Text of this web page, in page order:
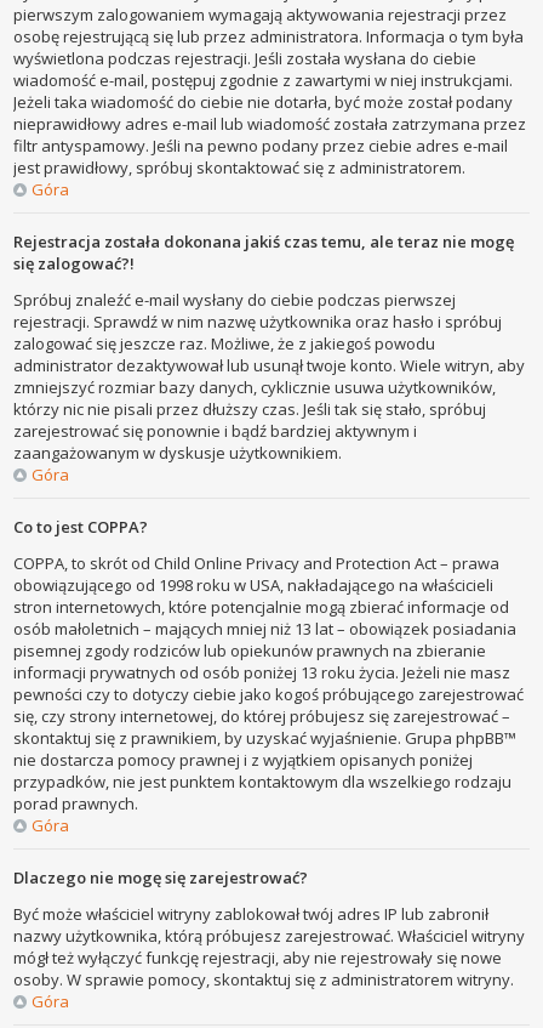
pierwszym zalogowaniem wymagają aktywowania rejestracji przez
osobę rejestrującą się lub przez administratora. Informacja o tym była
wyświetlona podczas rejestracji. Jeśli została wysłana do ciebie
wiadomość e-mail, postępuj zgodnie z zawartymi w niej instrukcjami.
Jeżeli taka wiadomość do ciebie nie dotarła, być może został podany
nieprawidłowy adres e-mail lub wiadomość została zatrzymana przez
filtr antyspamowy. Jeśli na pewno podany przez ciebie adres e-mail
jest prawidłowy, spróbuj skontaktować się z administratorem.
Góra
Rejestracja została dokonana jakiś czas temu, ale teraz nie mogę
się zalogować?!
Spróbuj znaleźć e-mail wysłany do ciebie podczas pierwszej
rejestracji. Sprawdź w nim nazwę użytkownika oraz hasło i spróbuj
zalogować się jeszcze raz. Możliwe, że z jakiegoś powodu
administrator dezaktywował lub usunął twoje konto. Wiele witryn, aby
zmniejszyć rozmiar bazy danych, cyklicznie usuwa użytkowników,
którzy nic nie pisali przez dłuższy czas. Jeśli tak się stało, spróbuj
zarejestrować się ponownie i bądź bardziej aktywnym i
zaangażowanym w dyskusje użytkownikiem.
Góra
Co to jest COPPA?
COPPA, to skrót od Child Online Privacy and Protection Act – prawa
obowiązującego od 1998 roku w USA, nakładającego na właścicieli
stron internetowych, które potencjalnie mogą zbierać informacje od
osób małoletnich – mających mniej niż 13 lat – obowiązek posiadania
pisemnej zgody rodziców lub opiekunów prawnych na zbieranie
informacji prywatnych od osób poniżej 13 roku życia. Jeżeli nie masz
pewności czy to dotyczy ciebie jako kogoś próbującego zarejestrować
się, czy strony internetowej, do której próbujesz się zarejestrować –
skontaktuj się z prawnikiem, by uzyskać wyjaśnienie. Grupa phpBB™
nie dostarcza pomocy prawnej i z wyjątkiem opisanych poniżej
przypadków, nie jest punktem kontaktowym dla wszelkiego rodzaju
porad prawnych.
Góra
Dlaczego nie mogę się zarejestrować?
Być może właściciel witryny zablokował twój adres IP lub zabronił
nazwy użytkownika, którą próbujesz zarejestrować. Właściciel witryny
mógł też wyłączyć funkcję rejestracji, aby nie rejestrowały się nowe
osoby. W sprawie pomocy, skontaktuj się z administratorem witryny.
Góra